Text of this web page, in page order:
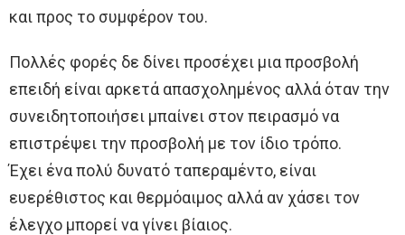
και προς το συμφέρον του.
Πολλές φορές δε δίνει προσέχει μια προσβολή
επειδή είναι αρκετά απασχολημένος αλλά όταν την
συνειδητοποιήσει μπαίνει στον πειρασμό να
επιστρέψει την προσβολή με τον ίδιο τρόπο.
Έχει ένα πολύ δυνατό ταπεραμέντο, είναι
ευερέθιστος και θερμόαιμος αλλά αν χάσει τον
έλεγχο μπορεί να γίνει βίαιος.